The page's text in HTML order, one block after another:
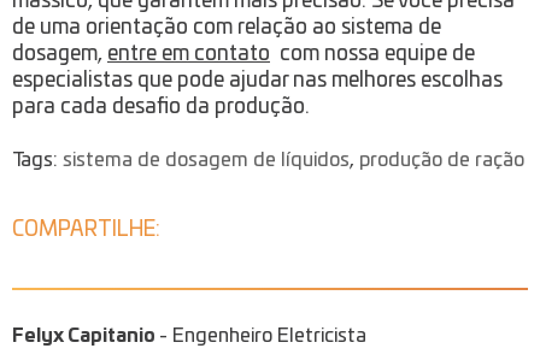
de uma orientação com relação ao sistema de
dosagem, entre em contato com nossa equipe de
especialistas que pode ajudar nas melhores escolhas
para cada desafio da produção.
Tags: sistema de dosagem de líquidos, produção de ração
COMPARTILHE:
Felyx Capitanio - Engenheiro Eletricista